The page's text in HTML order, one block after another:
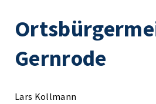
Gernrode
Lars Kollmann